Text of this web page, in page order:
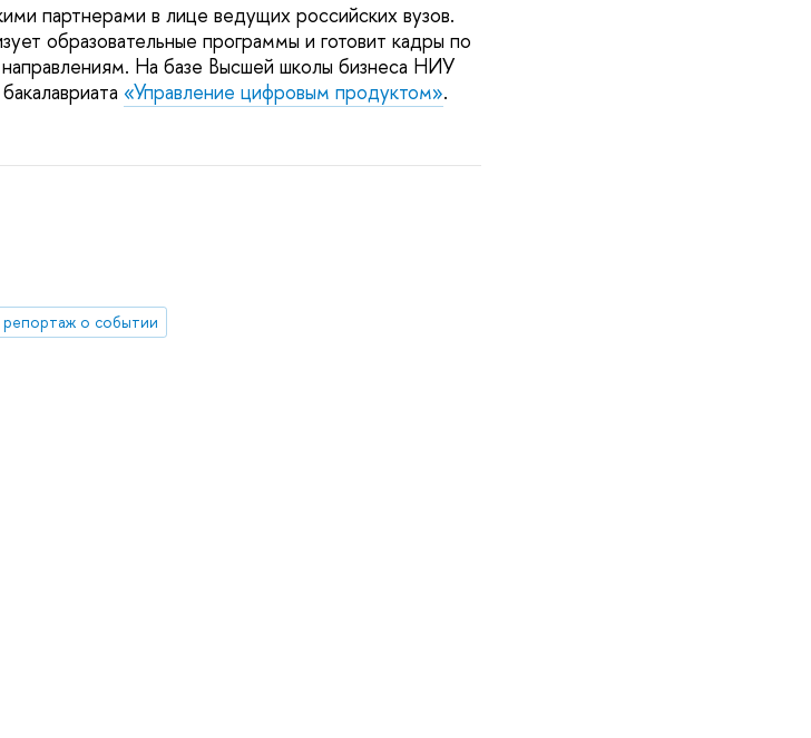
партнерами в лице ведущих российских вузов.
образовательные программы и готовит кадры по
На базе Высшей школы бизнеса НИУ
«Управление цифровым продуктом».
репортаж о событии